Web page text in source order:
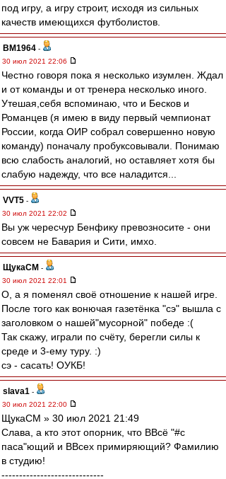
под игру, а игру строит, исходя из сильных
качеств имеющихся футболистов.
BM1964 -
30 июл 2021 22:06
Честно говоря пока я несколько изумлен. Ждал
и от команды и от тренера несколько иного.
Утешая,себя вспоминаю, что и Бесков и
Романцев (я имею в виду первый чемпионат
России, когда ОИР собрал совершенно новую
команду) поначалу пробуксовывали. Понимаю
всю слабость аналогий, но оставляет хотя бы
слабую надежду, что все наладится...
VVT5 -
30 июл 2021 22:02
Вы уж чересчур Бенфику превозносите - они
совсем не Бавария и Сити, имхо.
ЩукаСМ -
30 июл 2021 22:01
О, а я поменял своё отношение к нашей игре.
После того как вонючая газетёнка "сэ" вышла с
заголовком о нашей"мусорной" победе :(
Так скажу, играли по счёту, берегли силы к
среде и 3-ему туру. :)
сэ - сасать! ОУКБ!
slava1 -
30 июл 2021 22:00
ЩукаСМ » 30 июл 2021 21:49
Слава, а кто этот опорник, что ВВсё "#с
паса"ющий и ВВсех примиряющий? Фамилию
в студию!
-----------------------------